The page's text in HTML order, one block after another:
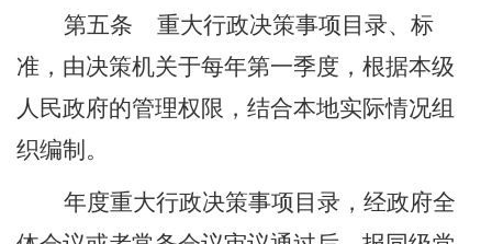
第五条
重大行政决策事项目录、标
准，由决策机关于每年第一季度 ， 根据本级
人民政府的管理权限，结合本地实际情况组
织编制 。
年度重大行政决策事项目录，经政府全